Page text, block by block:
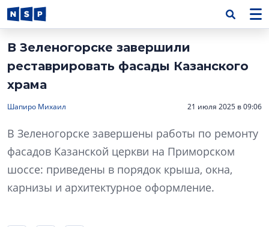
В Зеленогорске завершили
реставрировать фасады Казанского
храма
Шапиро Михаил 21 июля 2025 в 09:06
В Зеленогорске завершены работы по ремонту
фасадов Казанской церкви на Приморском
шоссе: приведены в порядок крыша, окна,
карнизы и архитектурное оформление.